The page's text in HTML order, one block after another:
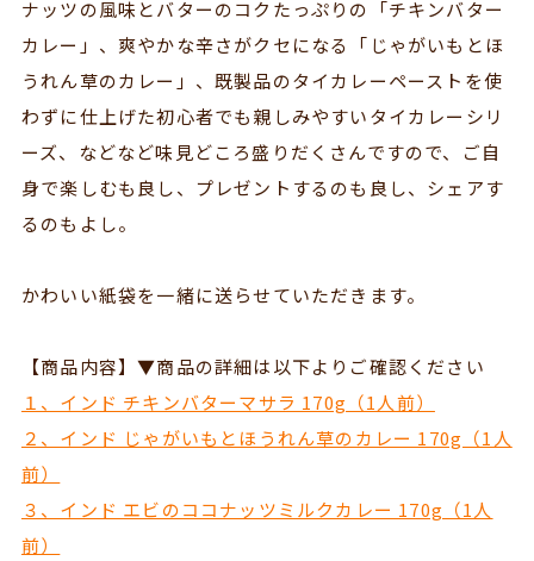
ナッツの風味とバターのコクたっぷりの「チキンバター
カレー」、爽やかな辛さがクセになる「じゃがいもとほ
うれん草のカレー」、既製品のタイカレーペーストを使
わずに仕上げた初心者でも親しみやすいタイカレーシリ
ーズ、などなど味見どころ盛りだくさんですので、ご自
身で楽しむも良し、プレゼントするのも良し、シェアす
るのもよし。
かわいい紙袋を一緒に送らせていただきます。
【商品内容】▼商品の詳細は以下よりご確認ください
１、インド チキンバターマサラ 170g（1人前）
２、インド じゃがいもとほうれん草のカレー 170g（1人
前）
３、インド エビのココナッツミルクカレー 170g（1人
前）